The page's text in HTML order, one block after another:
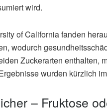
wird.
of California fanden
wodurch
Zuckerarten enthalten,
wurden kürzlich
– Fruktose